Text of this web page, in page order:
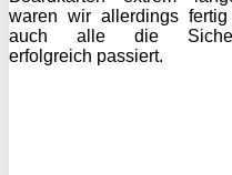
waren wir allerdings
auch alle die
erfolgreich passiert.